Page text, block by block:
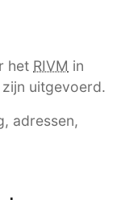
het RIVM in
zijn uitgevoerd.
adressen,